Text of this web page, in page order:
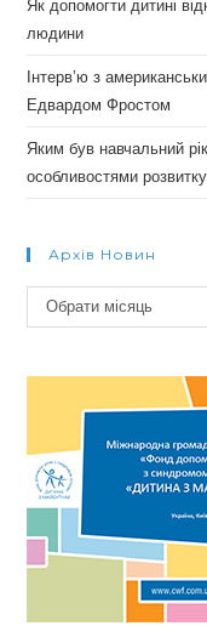
Як допомогти дитині
людини
Інтерв’ю з
Едвардом Фростом
Яким був навчальний
особливостями
Архів Новин
Архів
новин
Обрати місяць